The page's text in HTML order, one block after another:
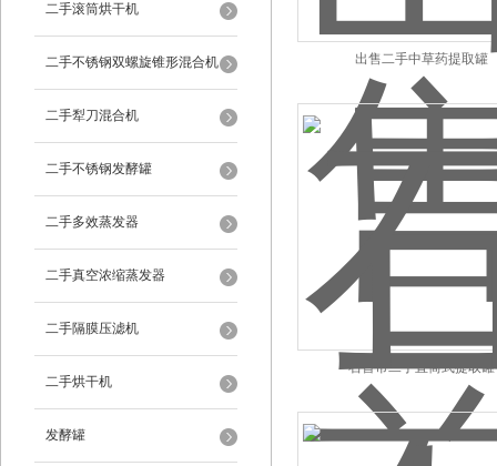
二手滚筒烘干机
二手不锈钢双螺旋锥形混合机
二手犁刀混合机
二手不锈钢发酵罐
二手多效蒸发器
二手真空浓缩蒸发器
二手隔膜压滤机
二手烘干机
发酵罐
出售二手中草药提取罐
石首市二手直筒式提取罐